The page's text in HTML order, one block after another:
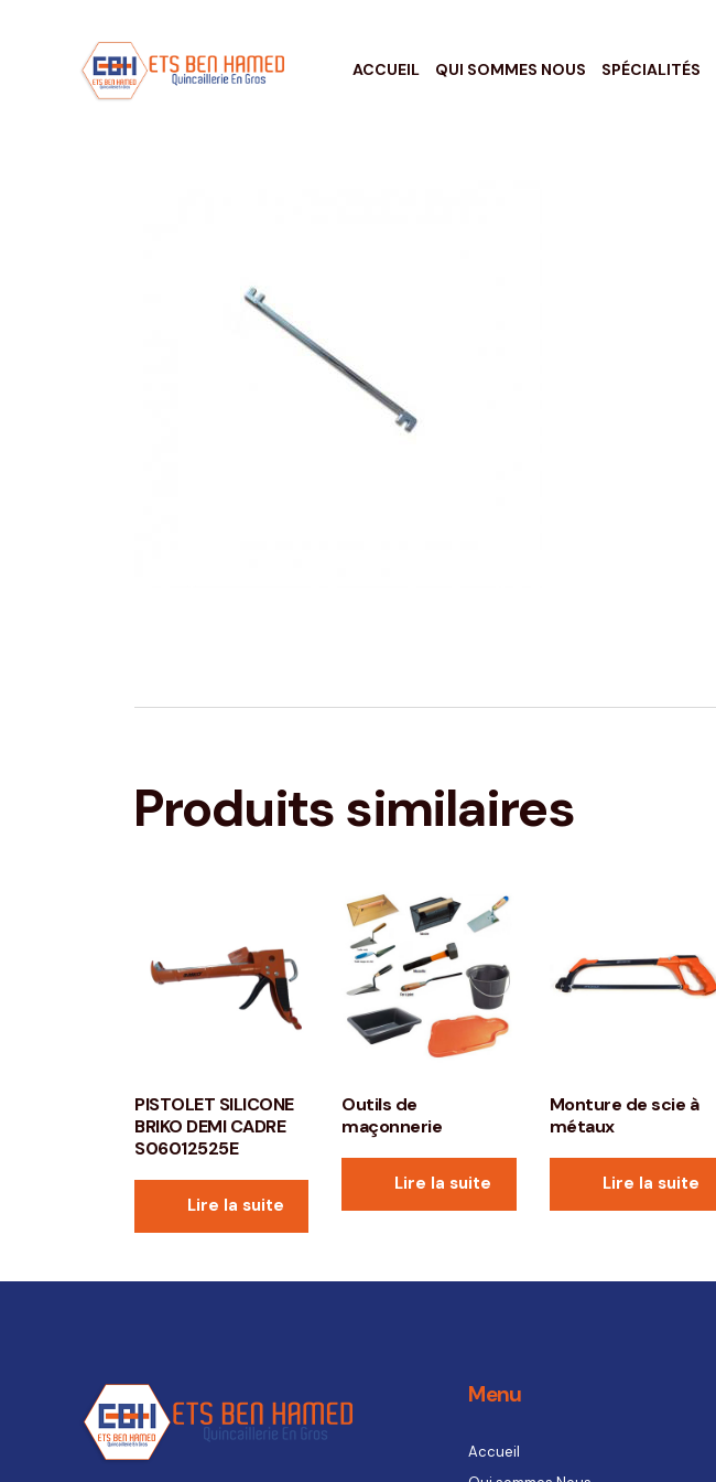
ACCUEIL QUI SOMMES NOUS SPÉCIALITÉS
Produits similaires
PISTOLET SILICONE
BRIKO DEMI CADRE
S06012525E
Lire la suite
Outils de
maçonnerie
Lire la suite
Monture de scie à
métaux
Lire la suite
Menu
Accueil